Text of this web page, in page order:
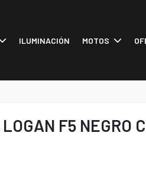
ILUMINACIÓN MOTOS
F5 NEGRO